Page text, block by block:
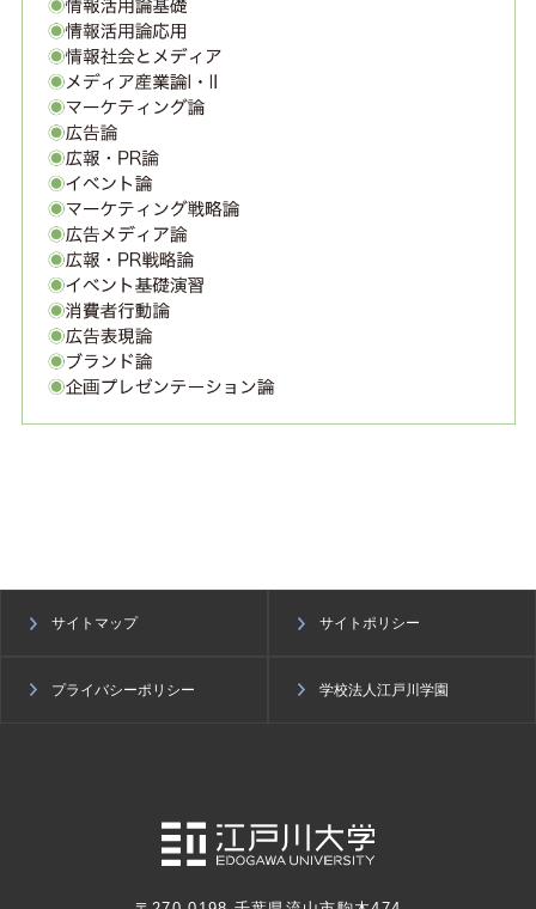
サイトマップ サイトポリシー
プライバシーポリシー 学校法人江戸川学園